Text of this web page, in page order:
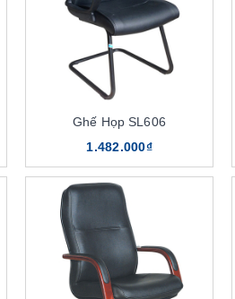
Ghế Họp SL606
1.482.000₫